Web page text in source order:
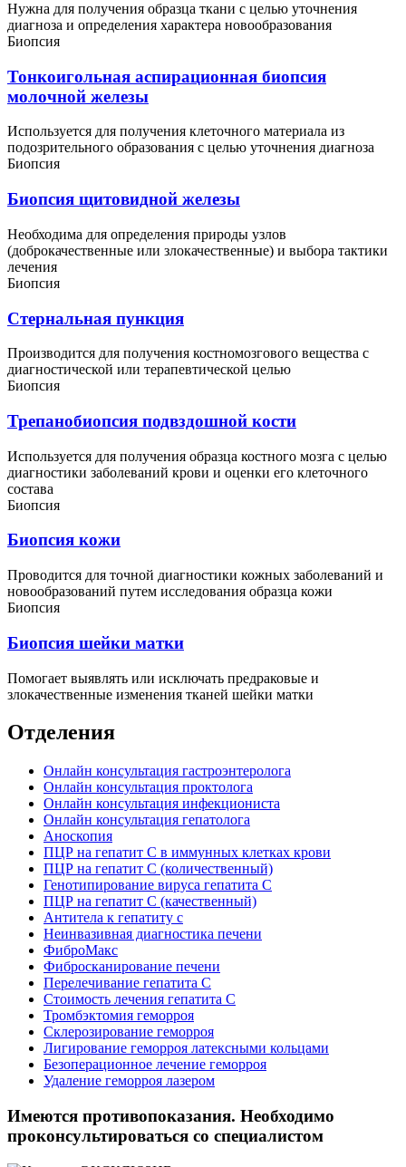
Нужна для получения образца ткани с целью уточнения
диагноза и определения характера новообразования
Биопсия
Тонкоигольная аспирационная биопсия
молочной железы
Используется для получения клеточного материала из
подозрительного образования с целью уточнения диагноза
Биопсия
Биопсия щитовидной железы
Необходима для определения природы узлов
(доброкачественные или злокачественные) и выбора тактики
лечения
Биопсия
Стернальная пункция
Производится для получения костномозгового вещества с
диагностической или терапевтической целью
Биопсия
Трепанобиопсия подвздошной кости
Используется для получения образца костного мозга с целью
диагностики заболеваний крови и оценки его клеточного
состава
Биопсия
Биопсия кожи
Проводится для точной диагностики кожных заболеваний и
новообразований путем исследования образца кожи
Биопсия
Биопсия шейки матки
Помогает выявлять или исключать предраковые и
злокачественные изменения тканей шейки матки
Отделения
Онлайн консультация гастроэнтеролога
Онлайн консультация проктолога
Онлайн консультация инфекциониста
Онлайн консультация гепатолога
Аноскопия
ПЦР на гепатит С в иммунных клетках крови
ПЦР на гепатит С (количественный)
Генотипирование вируса гепатита C
ПЦР на гепатит C (качественный)
Антитела к гепатиту с
Неинвазивная диагностика печени
ФиброМакс
Фибросканирование печени
Перелечивание гепатита С
Стоимость лечения гепатита С
Тромбэктомия геморроя
Склерозирование геморроя
Лигирование геморроя латексными кольцами
Безоперационное лечение геморроя
Удаление геморроя лазером
Имеются противопоказания. Необходимо
проконсультироваться со специалистом